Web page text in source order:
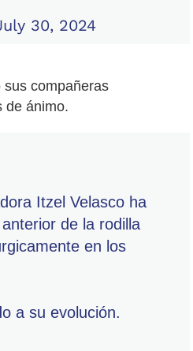
30, 2024
compañeras
de ánimo.
Itzel Velasco ha
de la rodilla
en los
a su evolución.